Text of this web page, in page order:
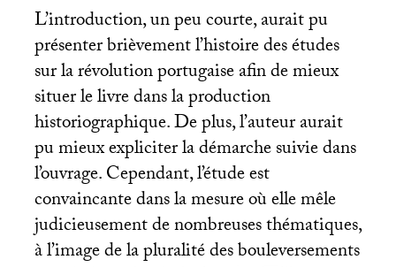
L’introduction, un peu courte, aurait pu
présenter brièvement l’histoire des études
sur la révolution portugaise afin de mieux
situer le livre dans la production
historiographique. De plus, l’auteur aurait
pu mieux expliciter la démarche suivie dans
l’ouvrage. Cependant, l’étude est
convaincante dans la mesure où elle mêle
judicieusement de nombreuses thématiques,
à l’image de la pluralité des bouleversements